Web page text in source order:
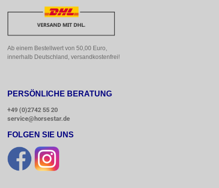
Ab einem Bestellwert von 50,00 Euro,
innerhalb Deutschland, versandkostenfrei!
PERSÖNLICHE BERATUNG
+49 (0)2742 55 20
service@horsestar.de
FOLGEN SIE UNS